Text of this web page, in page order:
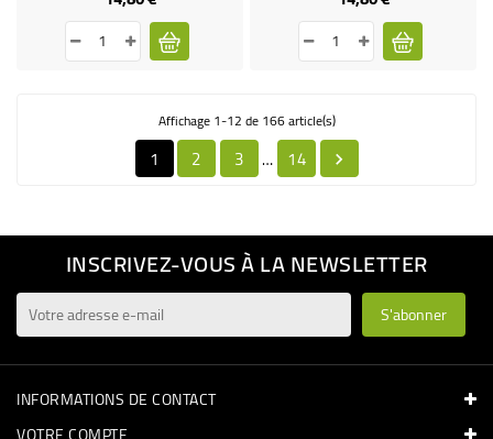
Affichage 1-12 de 166 article(s)
1 2 3 … 14 
INSCRIVEZ-VOUS À LA NEWSLETTER
INFORMATIONS DE CONTACT